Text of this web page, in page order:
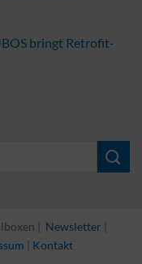
bringt Retrofit-
| Newsletter
Kontakt